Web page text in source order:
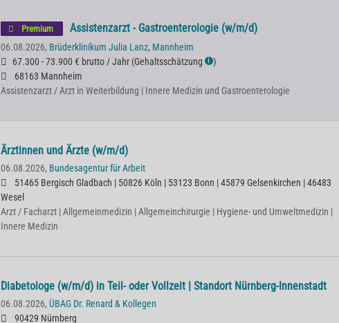
Premium Assistenzarzt - Gastroenterologie (w/m/d)
06.08.2026, Brüderklinikum Julia Lanz, Mannheim
67.300 - 73.900 € brutto / Jahr (Gehaltsschätzung ℹ )
68163 Mannheim
Assistenzarzt / Arzt in Weiterbildung | Innere Medizin und Gastroenterologie
Ärztinnen und Ärzte (w/m/d)
06.08.2026, Bundesagentur für Arbeit
51465 Bergisch Gladbach | 50826 Köln | 53123 Bonn | 45879 Gelsenkirchen | 46483
Wesel
Arzt / Facharzt | Allgemeinmedizin | Allgemeinchirurgie | Hygiene- und Umweltmedizin |
Innere Medizin
Diabetologe (w/m/d) in Teil- oder Vollzeit | Standort Nürnberg-Innenstadt
06.08.2026, ÜBAG Dr. Renard & Kollegen
90429 Nürnberg